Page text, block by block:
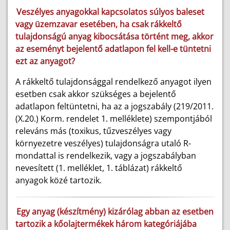
Veszélyes anyagokkal kapcsolatos súlyos baleset
vagy üzemzavar esetében, ha csak rákkeltő
tulajdonságú anyag kibocsátása történt meg, akkor
az eseményt bejelentő adatlapon fel kell-e tüntetni
ezt az anyagot?
A rákkeltő tulajdonsággal rendelkező anyagot ilyen
esetben csak akkor szükséges a bejelentő
adatlapon feltüntetni, ha az a jogszabály (219/2011.
(X.20.) Korm. rendelet 1. melléklete) szempontjából
releváns más (toxikus, tűzveszélyes vagy
környezetre veszélyes) tulajdonságra utaló R-
mondattal is rendelkezik, vagy a jogszabályban
nevesített (1. melléklet, 1. táblázat) rákkeltő
anyagok közé tartozik.
Egy anyag (készítmény) kizárólag abban az esetben
tartozik a kőolajtermékek három kategóriájába